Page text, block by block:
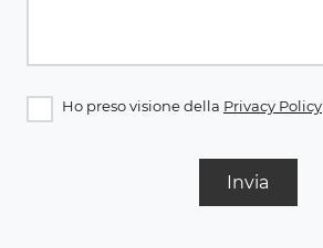
Ho preso visione della Privacy Policy
Invia